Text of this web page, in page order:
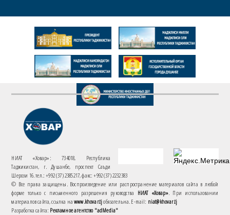
НИАТ «Ховар»: 734018, Республика
Таджикистан, г. Душанбе, проспект Саъди
Шерози 16. тел.: +992 (37) 2385217, факс: +992 (37) 2232383
© Все права защищены. Воспроизведение или распространение материалов сайта в любой
форме только с письменного разрешения руководства НИАТ «Ховар». При использовании
материалов сайта, ссылка наwww.khovar.tjобязательна. E-mail: niat@khovar.tj
Разработка сайта: Рекламное агентство "adMedia"